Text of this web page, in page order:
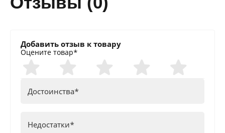
Добавить отзыв к товару
Оцените товар*